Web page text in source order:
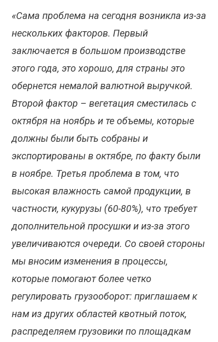
«Сама проблема на сегодня возникла из-за
нескольких факторов. Первый
заключается в большом производстве
этого года, это хорошо, для страны это
обернется немалой валютной выручкой.
Второй фактор – вегетация сместилась с
октября на ноябрь и те объемы, которые
должны были быть собраны и
экспортированы в октябре, по факту были
в ноябре. Третья проблема в том, что
высокая влажность самой продукции, в
частности, кукурузы (60-80%), что требует
дополнительной просушки и из-за этого
увеличиваются очереди. Со своей стороны
мы вносим изменения в процессы,
которые помогают более четко
регулировать грузооборот: приглашаем к
нам из других областей квотный поток,
распределяем грузовики по площадкам